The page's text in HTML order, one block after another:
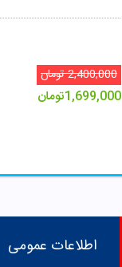
2,400,000تومان
1,699,000تومان
اطلاعات عمومی